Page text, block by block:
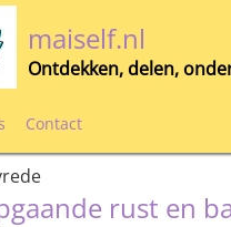
maiself.nl
Ontdekken, delen,
Contact
rust en